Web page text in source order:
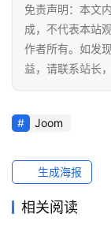
免责声明：本文
成，不代表本站
作者所有。如发
益，请联系站长
Joom
生成海报
相关阅读